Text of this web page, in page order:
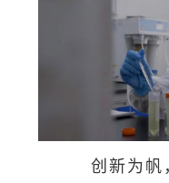
创新为帆